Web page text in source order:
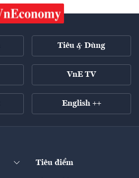
Tiêu & Dùng
VnE TV
English ++
Tiêu điểm